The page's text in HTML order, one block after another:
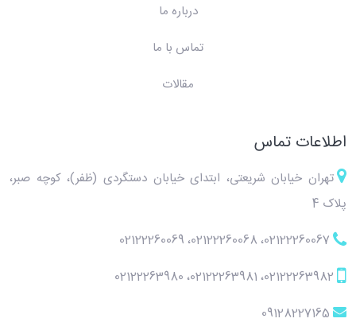
درباره ما
تماس با ما
مقالات
اطلاعات تماس
تهران خیابان شریعتی، ابتدای خیابان دستگردی (ظفر)، کوچه صبر،
پلاک 4
02122260067، 02122260068، 02122260069
02122263982، 02122263981، 02122263980
09128227165